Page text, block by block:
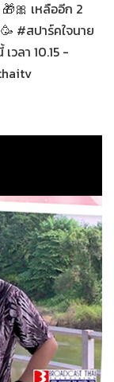
เหลืออีก 2
#สปาร์คใจนาย
วลา 10.15 -